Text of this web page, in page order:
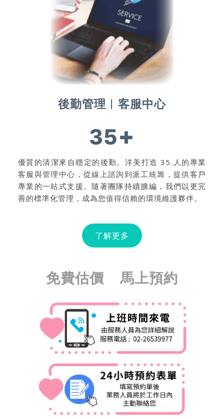
後勤管理︱客服中心
35+
優質的清潔來自穩定的後勤。洋美打造 35 人的專業
客服與管理中心，從線上諮詢到派工統籌，提供客戶
專業的一站式支援。隨著團隊持續擴編，我們以更完
善的標準化管理，成為您值得信賴的環境維護夥伴。
了解更多
免費估價 馬上預約